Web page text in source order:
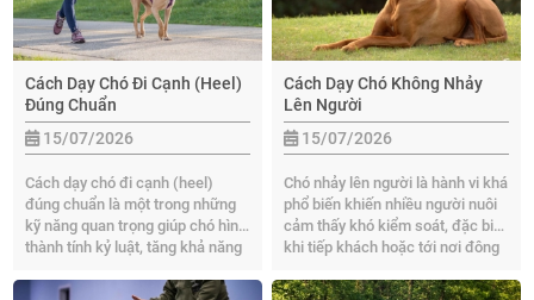
Cách Dạy Chó Đi Cạnh (Heel)
Đúng Chuẩn
15/07/2026
Cách dạy chó đi cạnh (heel)
đúng chuẩn là một trong những
kỹ năng quan trọng giúp chó hình
thành tính kỷ luật, tăng khả năng
kéo dây khi đi dạo. Trong bài viết
Cách Dạy Chó Không Nhảy
Lên Người
15/07/2026
Chó nhảy lên người là hành vi khá
phổ biến khiến nhiều người nuôi
cảm thấy khó kiểm soát, đặc biệt
khi tiếp khách hoặc tới nơi đông
Dog sẽ chia sẻ các cách dạy chó